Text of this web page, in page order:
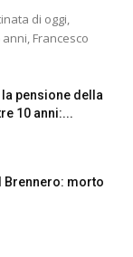
di oggi,
Francesco
pensione della
10 anni:...
Brennero: morto